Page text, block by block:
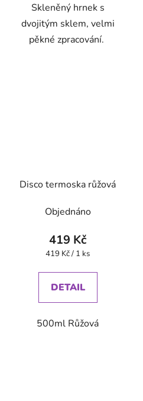
Skleněný hrnek s
dvojitým sklem, velmi
pěkné zpracování.
Disco termoska růžová
Objednáno
419 Kč
Měrná
419 Kč / 1 ks
DETAIL
500ml Růžová